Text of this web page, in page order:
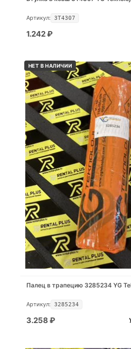
Артикул: 3T4307
1.242₽
НЕТ В НАЛИЧИИ
Палец в трапецию 3285234 YG
Артикул: 3285234
3.258 ₽